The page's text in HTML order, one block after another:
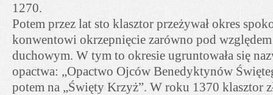
1270.
Potem przez lat sto klasztor przeżywał okres
konwentowi okrzepnięcie zarówno pod
duchowym. W tym to okresie ugruntowała się
opactwa: „Opactwo Ojców Benedyktynów
potem na „Święty Krzyż”. W roku 1370 klasztor